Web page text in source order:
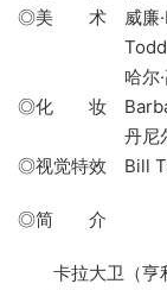
◎美 术 威廉·H·
Todd
哈尔·高斯
◎化 妆 Barbara
丹尼尔C.斯
◎视觉特效 Bill
◎简 介
卡拉大卫（亨利